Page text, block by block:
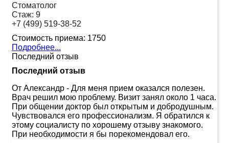
Стоматолог
Стаж: 9
+7 (499) 519-38-52
Стоимость приема: 1750
Подробнее...
Последний отзыв
Последний отзыв
От Александр - Для меня прием оказался полезен.
Врач решил мою проблему. Визит занял около 1 часа.
При общении доктор был открытым и добродушным.
Чувствовался его профессионализм. Я обратился к
этому социалисту по хорошему отзыву знакомого.
При необходимости я бы порекомендовал его.